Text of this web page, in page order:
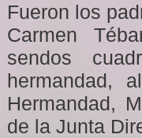
Fueron los
Carmen
sendos
hermandad,
Hermandad,
de la Junta